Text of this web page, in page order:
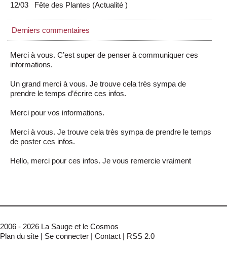
12/03
Fête des Plantes (Actualité)
Derniers commentaires
Merci à vous. C’est super de penser à communiquer ces
informations.
Un grand merci à vous. Je trouve cela très sympa de
prendre le temps d’écrire ces infos.
Merci pour vos informations.
Merci à vous. Je trouve cela très sympa de prendre le temps
de poster ces infos.
Hello, merci pour ces infos. Je vous remercie vraiment
2006 - 2026 La Sauge et le Cosmos
Plan du site | Se connecter | Contact | RSS 2.0